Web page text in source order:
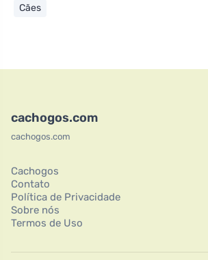
Cães
cachogos.com
cachogos.com
Cachogos
Contato
Política de Privacidade
Sobre nós
Termos de Uso